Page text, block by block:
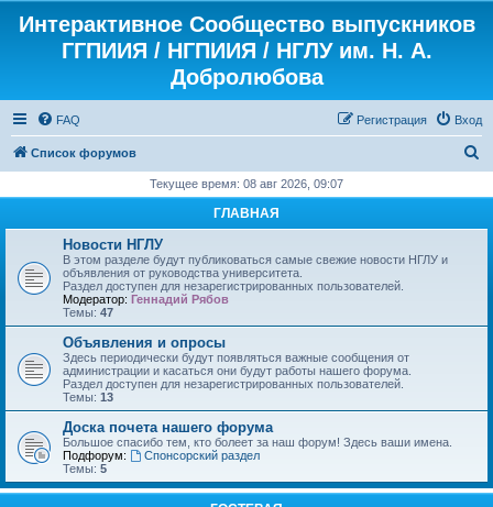
Интерактивное Сообщество выпускников
ГГПИИЯ / НГПИИЯ / НГЛУ им. Н. А.
Добролюбова
FAQ Вход
Регистрация
Список форумов
с
Текущее время: 08 авг 2026, 09:07
ГЛАВНАЯ
Новости НГЛУ
В этом разделе будут публиковаться самые свежие новости НГЛУ и
объявления от руководства университета.
Раздел доступен для незарегистрированных пользователей.
Модератор: Геннадий Рябов
Темы: 47
Объявления и опросы
Здесь периодически будут появляться важные сообщения от
администрации и касаться они будут работы нашего форума.
Раздел доступен для незарегистрированных пользователей.
Темы: 13
Доска почета нашего форума
Большое спасибо тем, кто болеет за наш форум! Здесь ваши имена.
Подфорум:
Спонсорский раздел
Темы: 5